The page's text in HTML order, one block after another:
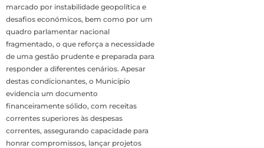
marcado por instabilidade geopolítica e
desafios económicos, bem como por um
quadro parlamentar nacional
fragmentado, o que reforça a necessidade
de uma gestão prudente e preparada para
responder a diferentes cenários. Apesar
destas condicionantes, o Município
evidencia um documento
financeiramente sólido, com receitas
correntes superiores às despesas
correntes, assegurando capacidade para
honrar compromissos, lançar projetos